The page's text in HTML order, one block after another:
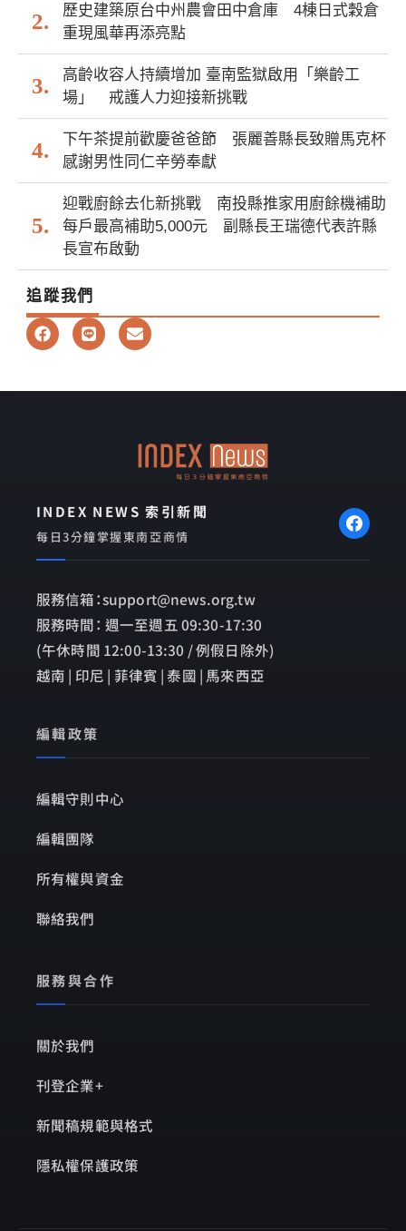
歷史建築原台中州農會田中倉庫 4棟日式穀倉
重現風華再添亮點
高齡收容人持續增加 臺南監獄啟用「樂齡工
場」 戒護人力迎接新挑戰
下午茶提前歡慶爸爸節 張麗善縣長致贈馬克杯
感謝男性同仁辛勞奉獻
迎戰廚餘去化新挑戰 南投縣推家用廚餘機補助
每戶最高補助5,000元 副縣長王瑞德代表許縣
長宣布啟動
追蹤我們
F
a
b
L
i
E
n
l
INDEX NEWS 索引新聞
每日3分鐘掌握東南亞商情
服務信箱：support@news.org.tw
服務時間： 週一至週五 09:30-17:30
(午休時間 12:00-13:30 / 例假日除外)
越南 | 印尼 | 菲律賓 | 泰國 | 馬來西亞
編輯政策
編輯守則中心
編輯團隊
所有權與資金
聯絡我們
服務與合作
關於我們
刊登企業+
新聞稿規範與格式
隱私權保護政策